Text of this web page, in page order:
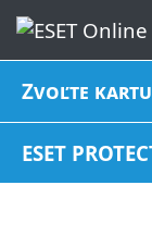
Zvoľte kartu
ESET